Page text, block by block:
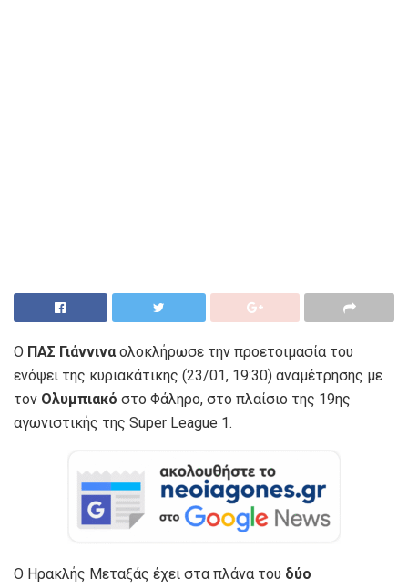
Ο ΠΑΣ Γιάννινα ολοκλήρωσε την προετοιμασία του
ενόψει της κυριακάτικης (23/01, 19:30) αναμέτρησης με
τον Ολυμπιακό στο Φάληρο, στο πλαίσιο της 19ης
αγωνιστικής της Super League 1.
Ο Ηρακλής Μεταξάς έχει στα πλάνα του δύο